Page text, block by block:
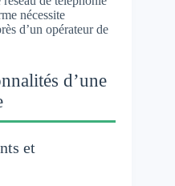
nécessite
d’un opérateur de
d’une
et